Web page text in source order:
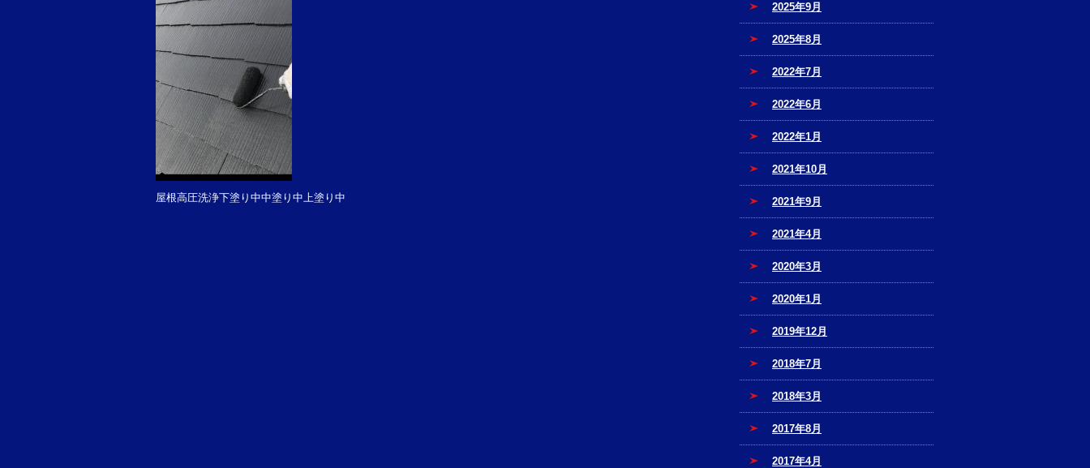
屋根高圧洗浄下塗り中中塗り中上塗り中
2025年9月
2025年8月
2022年7月
2022年6月
2022年1月
2021年10月
2021年9月
2021年4月
2020年3月
2020年1月
2019年12月
2018年7月
2018年3月
2017年8月
2017年4月